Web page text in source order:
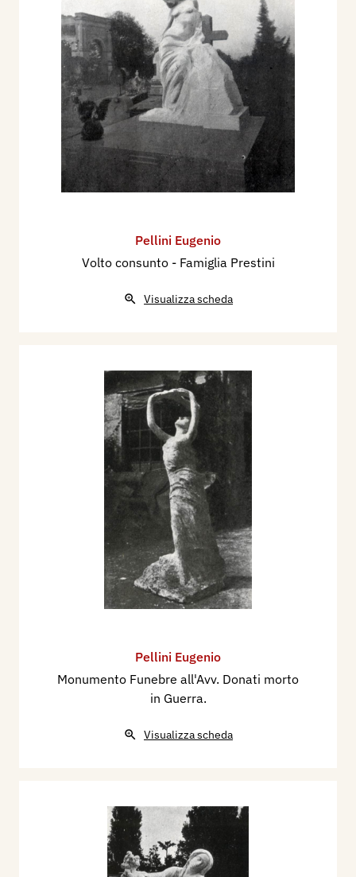
Pellini Eugenio
Volto consunto - Famiglia Prestini
Visualizza scheda
Pellini Eugenio
Monumento Funebre all'Avv. Donati morto
in Guerra.
Visualizza scheda